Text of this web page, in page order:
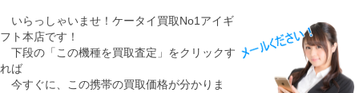
いらっしゃいませ！ケータイ買取No1アイギ
フト本店です！
下段の「この機種を買取査定」をクリックす
れば
今すぐに、この携帯の買取価格が分かりま